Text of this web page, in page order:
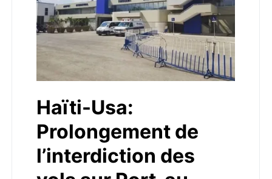
Haïti-Usa:
Prolongement de
l’interdiction des